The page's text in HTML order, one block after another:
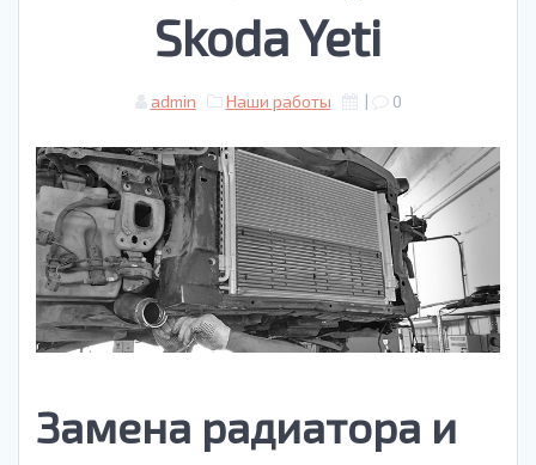
Skoda Yeti
admin Наши работы | 0
Замена радиатора и